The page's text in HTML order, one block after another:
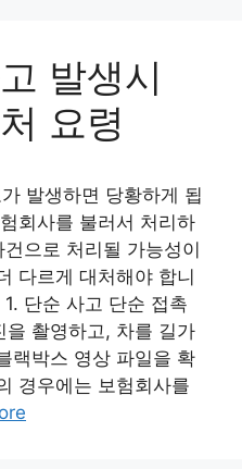
발생시
요령
발생하면 당황하게 됩
회사를 불러서 처리하
으로 처리될 가능성이
다르게 대처해야 합니
단순 사고 단순 접촉
촬영하고, 차를 길가
랙박스 영상 파일을 확
경우에는 보험회사를